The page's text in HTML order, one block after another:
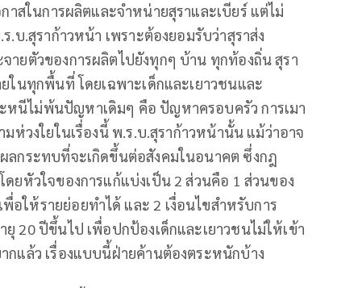
าสในการผลิตและจำหน่ายสุราและเบียร์ แต่ไม่
บ.สุราก้าวหน้า เพราะต้องยอมรับว่าสุราส่ง
ายตัวของการผลิตไปยังทุกๆ บ้าน ทุกท้องถิ่น สุรา
ยในทุกพื้นที่ โดยเฉพาะเด็กและเยาวชนและ
นีไม่พ้นปัญหาเดิมๆ คือ ปัญหาครอบครัว การเมา
ห่วงใยในเรื่องนี้ พ.ร.บ.สุราก้าวหน้านั้น แม้ว่าอาจ
ลกระทบที่จะเกิดขึ้นต่อสังคมในอนาคต ซึ่งกฎ
ยหัวใจของการแก้แบ่งเป็น 2 ส่วนคือ 1 ส่วนของ
อให้รายย่อยทำได้ และ 2 เงื่อนไขสำหรับการ
20 ปีขึ้นไป เพื่อปกป้องเด็กและเยาวชนไม่ให้เข้า
กแล้ว เรื่องแบบนี้ฝ่ายค้านต้องตระหนักบ้าง